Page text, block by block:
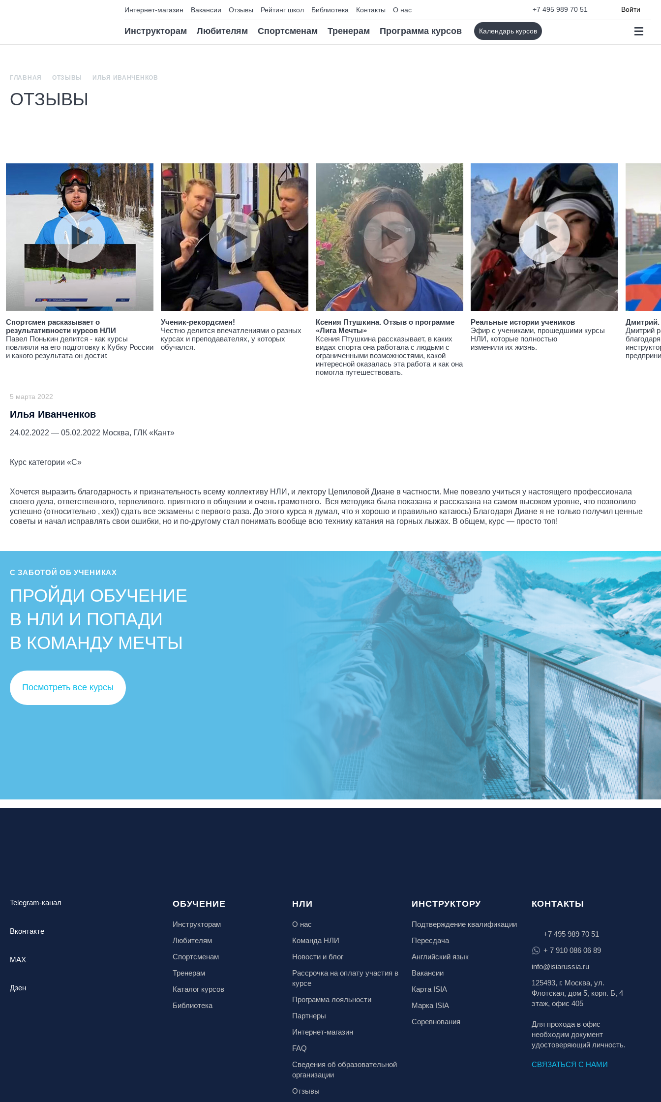
Интернет-магазин Вакансии Отзывы Рейтинг школ Библиотека Контакты О нас +7 495 989 70 51 Войти
Инструкторам Любителям Спортсменам Тренерам Программа курсов Календарь курсов
ГЛАВНАЯ ОТЗЫВЫ ИЛЬЯ ИВАНЧЕНКОВ
ОТЗЫВЫ
Спортсмен расказывает о
результативности курсов НЛИ
Павел Понькин делится - как курсы
повлияли на его подготовку к Кубку России
и какого результата он достиг.
Ученик-рекордсмен!
Честно делится впечатлениями о разных
курсах и преподавателях, у которых
обучался.
Ксения Птушкина. Отзыв о программе
«Лига Мечты»
Ксения Птушкина рассказывает, в каких
видах спорта она работала с людьми с
ограниченными возможностями, какой
интересной оказалась эта работа и как она
помогла путешествовать.
Реальные истории учеников
Эфир с учениками, прошедшими курсы
НЛИ, которые полностью
изменили их жизнь.
Дмитрий.
Дмитрий
5 марта 2022
Илья Иванченков
24.02.2022 — 05.02.2022 Москва, ГЛК «Кант»
Курс категории «С»
Хочется выразить благодарность и признательность всему коллективу НЛИ, и лектору Цепиловой Диане в частности. Мне повезло учиться у настоящего профессионала
своего дела, ответственного, терпеливого, приятного в общении и очень грамотного. Вся методика была показана и рассказана на самом высоком уровне, что позволило
успешно (относительно , хех)) сдать все экзамены с первого раза. До этого курса я думал, что я хорошо и правильно катаюсь) Благодаря Диане я не только получил ценные
советы и начал исправлять свои ошибки, но и по-другому стал понимать вообще всю технику катания на горных лыжах. В общем, курс — просто топ!
С ЗАБОТОЙ ОБ УЧЕНИКАХ
ПРОЙДИ ОБУЧЕНИЕ
В НЛИ И ПОПАДИ
В КОМАНДУ МЕЧТЫ
Посмотреть все курсы
Telegram-канал
Вконтакте
MAX
Дзен
ОБУЧЕНИЕ
Инструкторам
Любителям
Спортсменам
Тренерам
Каталог курсов
Библиотека
НЛИ
О нас
Команда НЛИ
Новости и блог
Рассрочка на оплату участия в
курсе
Программа лояльности
Партнеры
Интернет-магазин
FAQ
Сведения об образовательной
организации
Отзывы
ИНСТРУКТОРУ
Подтверждение квалификации
Пересдача
Английский язык
Вакансии
Карта ISIA
Марка ISIA
Соревнования
КОНТАКТЫ
+7 495 989 70 51
+ 7 910 086 06 89
info@isiarussia.ru
125493, г. Москва, ул.
Флотская, дом 5, корп. Б, 4
этаж, офис 405
Для прохода в офис
необходим документ
удостоверяющий личность.
СВЯЗАТЬСЯ С НАМИ